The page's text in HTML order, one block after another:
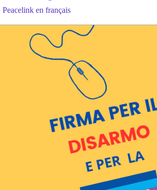
Peacelink en français